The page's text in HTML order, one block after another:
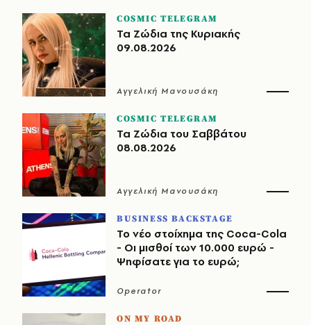
COSMIC TELEGRAM
Τα Ζώδια της Κυριακής
09.08.2026
Αγγελική Μανουσάκη
COSMIC TELEGRAM
Τα Ζώδια του Σαββάτου
08.08.2026
Αγγελική Μανουσάκη
BUSINESS BACKSTAGE
Το νέο στοίχημα της Coca-Cola
- Οι μισθοί των 10.000 ευρώ -
Ψηφίσατε για το ευρώ;
Operator
ON MY ROAD